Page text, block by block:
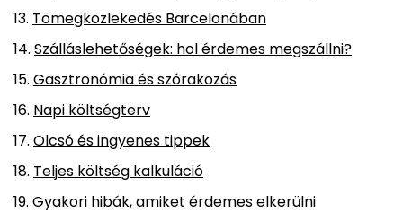
Tömegközlekedés Barcelonában
Szálláslehetőségek: hol érdemes megszállni?
Gasztronómia és szórakozás
Napi költségterv
Olcsó és ingyenes tippek
Teljes költség kalkuláció
Gyakori hibák, amiket érdemes elkerülni